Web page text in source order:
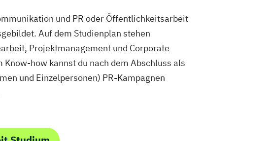
und PR oder Öffentlichkeitsarbeit
Auf dem Studienplan stehen
Projektmanagement und Corporate
how kannst du nach dem Abschluss als
und Einzelpersonen) PR-Kampagnen